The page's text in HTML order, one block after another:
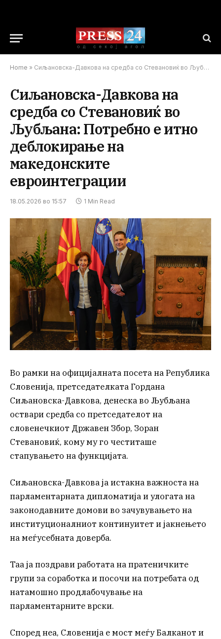
Home » Сиљановска-Давкова на средба со Стевановиќ во Љубљана: Потребно е итно деблокирање на македонските евроинтеграции
Сиљановска-Давкова на
средба со Стевановиќ во
Љубљана: Потребно е итно
деблокирање на
македонските
евроинтеграции
18.05.2026 во 15:57 1 Min Read
Во рамки на официјалната посета на Република
Словенија, претседателката Гордана
Сиљановска-Давкова, денеска во Љубљана
оствари средба со претседателот на
словенечкиот Државен Збор, Зоран
Стевановиќ, кому му го честиташе
стапувањето на функцијата.
Сиљановска-Давкова ја истакна важноста на
парламентарната дипломатија и улогата на
законодавните домови во зачувувањето на
институционалниот континуитет и јакнењето
на меѓусебната доверба.
Таа ја поздрави работата на пратеничките
групи за соработка и посочи на потребата од
натамошно продлабочување на
парламентарните врски.
Според неа, Словенија е мост меѓу Балканот и